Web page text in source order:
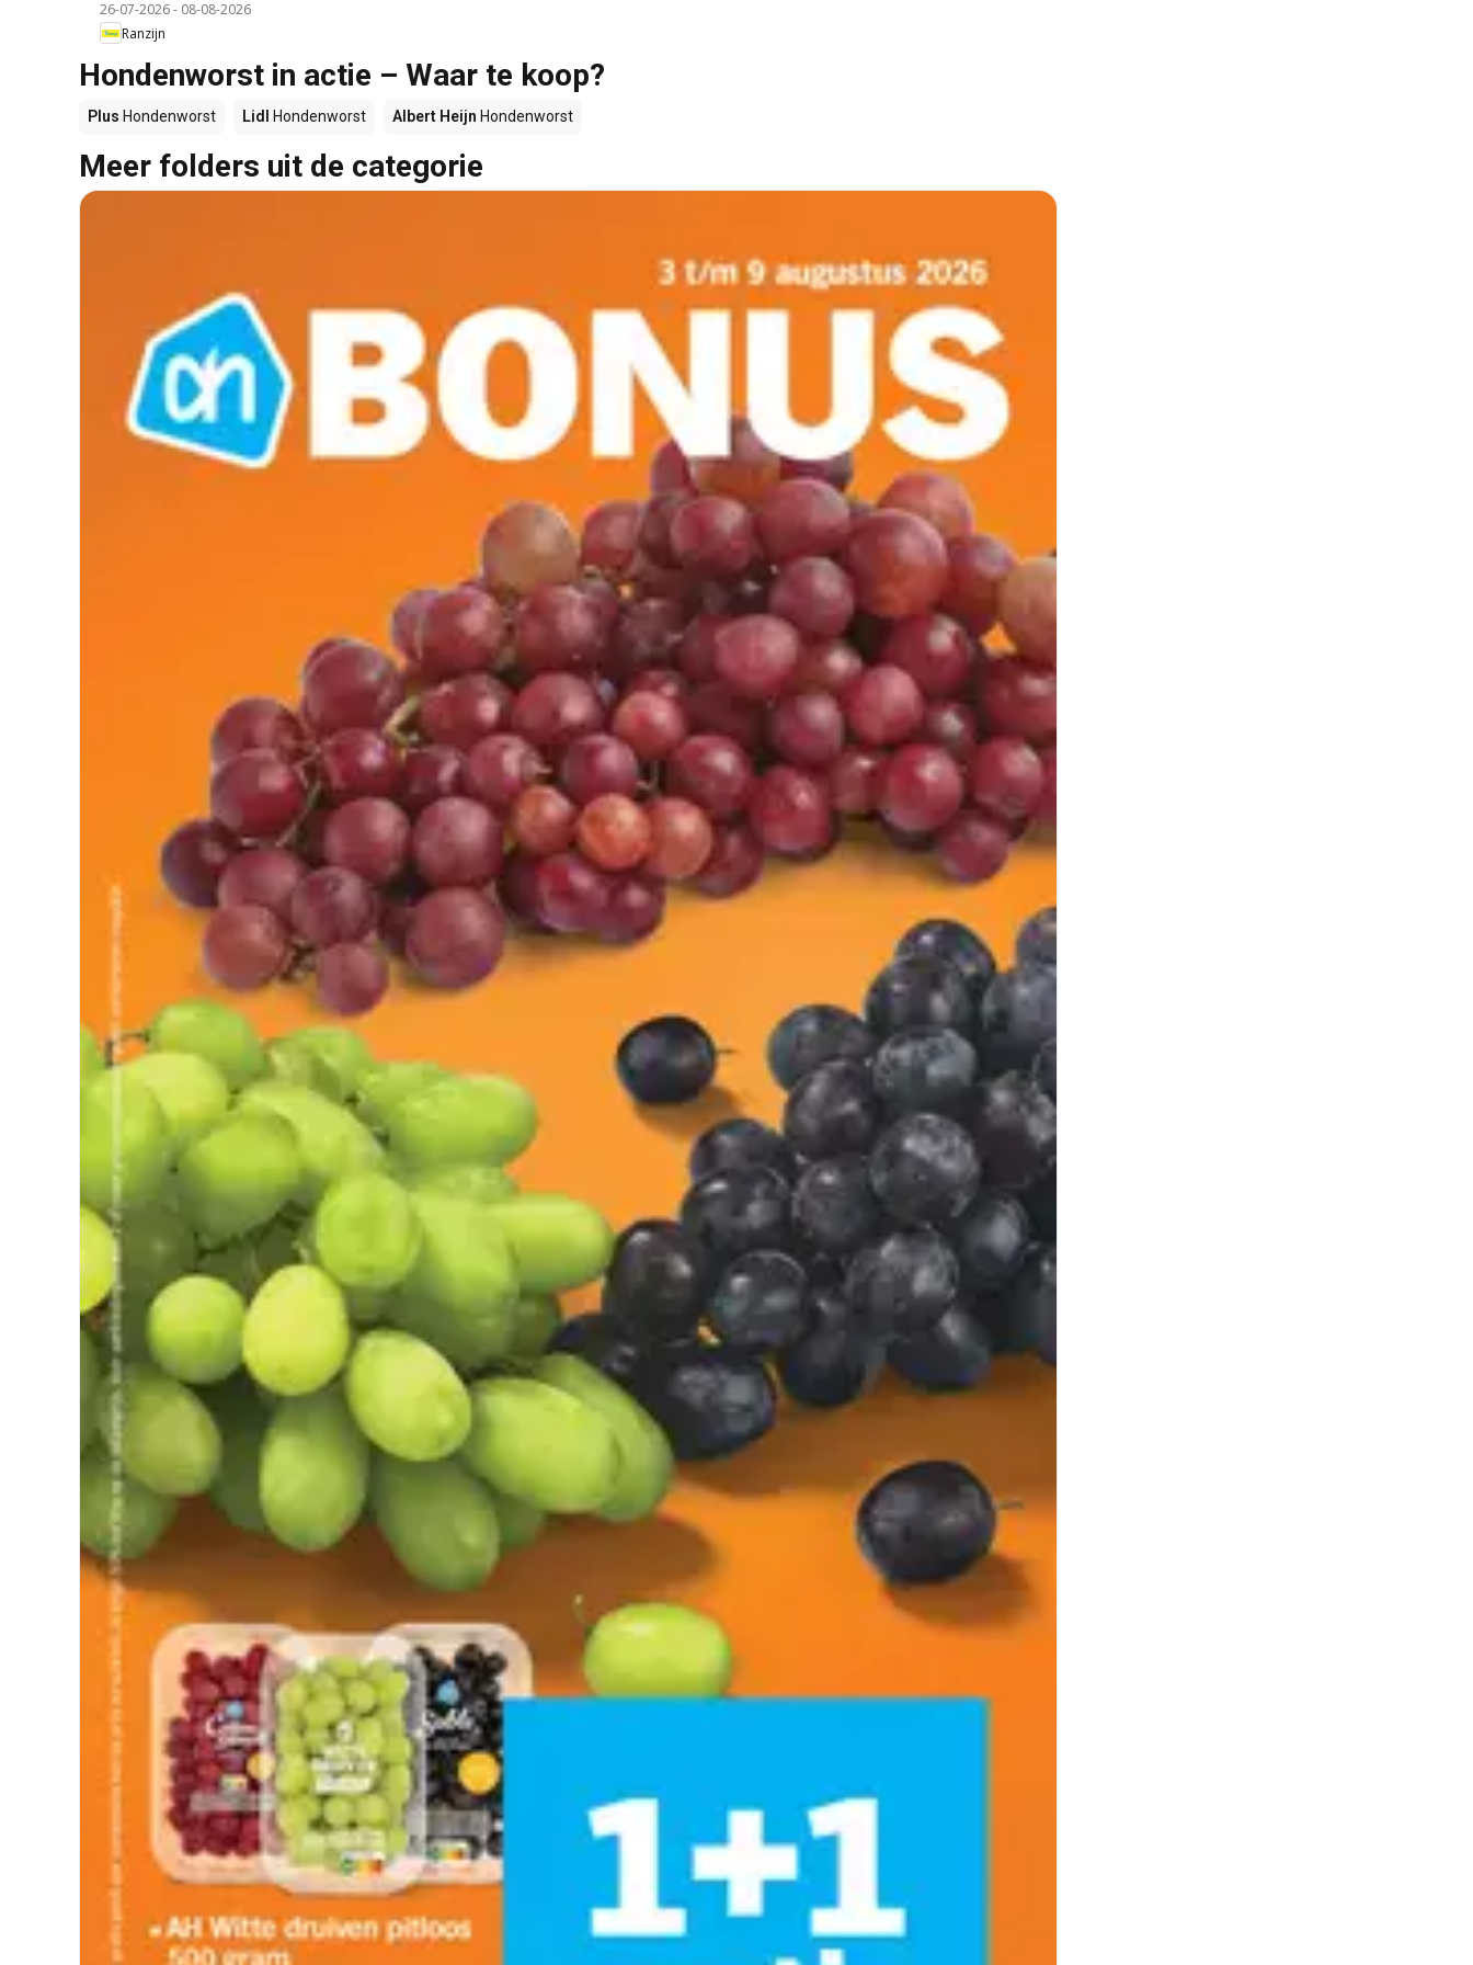
26-07-2026- 08-08-2026
Ranzijn
Hondenworst in actie – Waar te koop?
Plus Hondenworst Lidl Hondenworst Albert Heijn Hondenworst
Meer folders uit de categorie